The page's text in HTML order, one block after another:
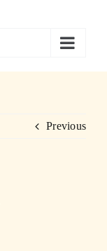
Previous